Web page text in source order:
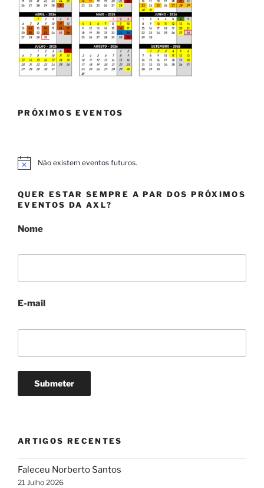
PRÓXIMOS EVENTOS
A
s
o
Não existem eventos futuros.
QUER ESTAR SEMPRE A PAR DOS PRÓXIMOS
EVENTOS DA AXL?
Nome
E-mail
ARTIGOS RECENTES
Faleceu Norberto Santos
21 Julho 2026